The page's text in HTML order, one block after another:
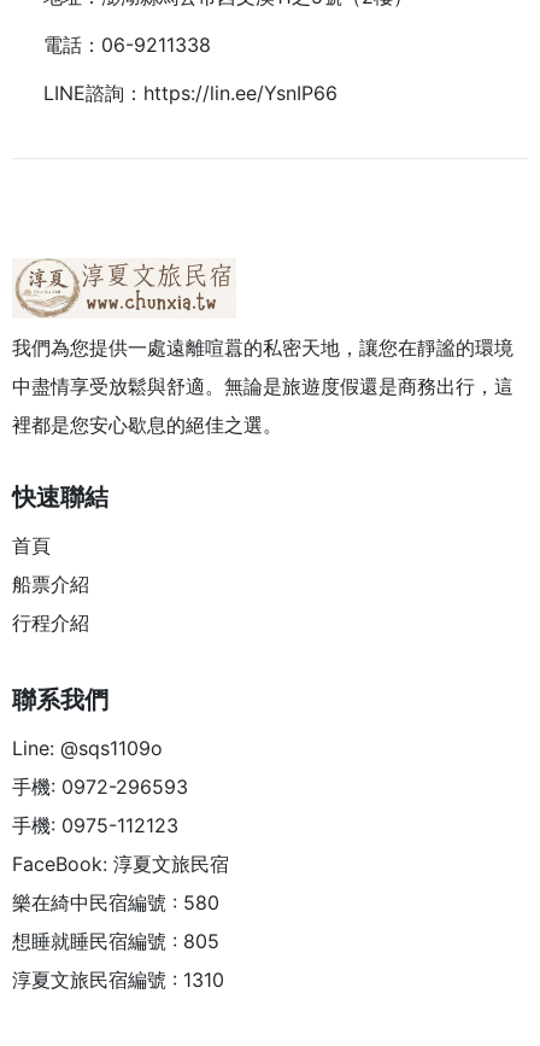
電話： 06-9211338
LINE諮詢： https://lin.ee/YsnIP66
我們為您提供一處遠離喧囂的私密天地，讓您在靜謐的環境
中盡情享受放鬆與舒適。無論是旅遊度假還是商務出行，這
裡都是您安心歇息的絕佳之選。
快速聯結
首頁
船票介紹
行程介紹
聯系我們
Line: @sqs1109o
手機: 0972-296593
手機: 0975-112123
FaceBook: 淳夏文旅民宿
樂在綺中民宿編號 : 580
想睡就睡民宿編號 : 805
淳夏文旅民宿編號 : 1310